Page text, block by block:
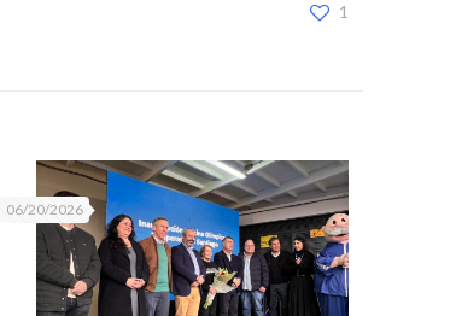
1
06/20/2026